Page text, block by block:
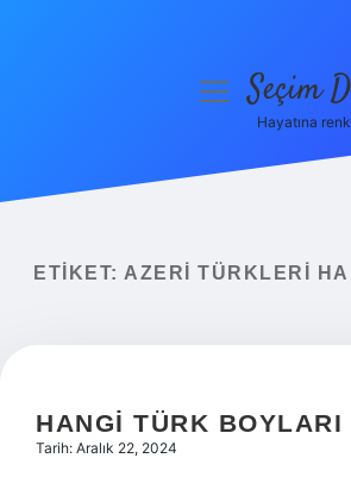
Yasal Uyarı
menüyüSeçim
Hayatına
ETIKET: AZERI TÜRKLERI
HANGI TÜRK BOYLARI
Tarih: Aralık 22, 2024